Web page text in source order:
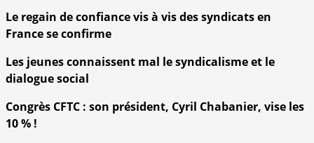
Le regain de confiance vis à vis des syndicats en
France se confirme
Les jeunes connaissent mal le syndicalisme et le
dialogue social
Congrès CFTC : son président, Cyril Chabanier, vise les
10 % !